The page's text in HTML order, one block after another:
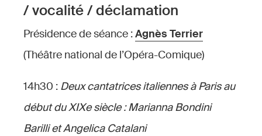
/ vocalité / déclamation
Présidence de séance :Agnès Terrier
(Théâtre national de l’Opéra-Comique)
14h30 : Deux cantatrices italiennes à Paris au
début du XIXe siècle : Marianna Bondini
Barilli et Angelica Catalani